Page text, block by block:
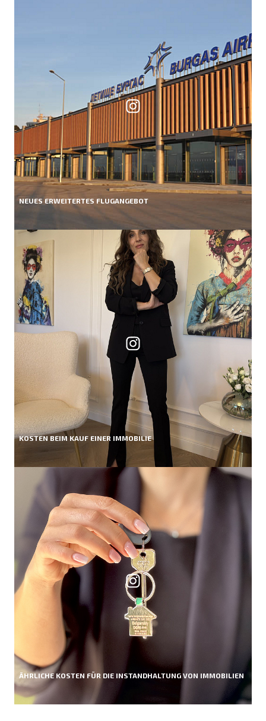
NEUES ERWEITERTES FLUGANGEBOT
KOSTEN BEIM KAUF EINER IMMOBILIE
ÄHRLICHE KOSTEN FÜR DIE INSTANDHALTUNG VON IMMOBILIEN